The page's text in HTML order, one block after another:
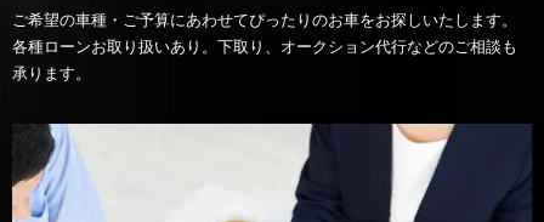
ご希望の車種・ご予算にあわせてぴったりのお車をお探しいたします。
各種ローンお取り扱いあり。下取り、オークション代行などのご相談も
承ります。